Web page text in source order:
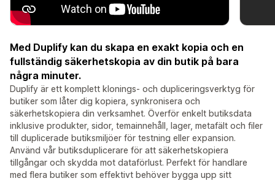
Med Duplify kan du skapa en exakt kopia och en
fullständig säkerhetskopia av din butik på bara
några minuter.
Duplify är ett komplett klonings- och dupliceringsverktyg för
butiker som låter dig kopiera, synkronisera och
säkerhetskopiera din verksamhet. Överför enkelt butiksdata
inklusive produkter, sidor, temainnehåll, lager, metafält och filer
till duplicerade butiksmiljöer för testning eller expansion.
Använd vår butiksduplicerare för att säkerhetskopiera
tillgångar och skydda mot dataförlust. Perfekt för handlare
med flera butiker som effektivt behöver bygga upp sitt